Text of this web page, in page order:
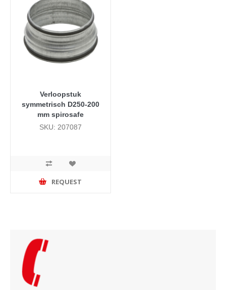
Verloopstuk
symmetrisch D250-200
mm spirosafe
SKU: 207087
REQUEST